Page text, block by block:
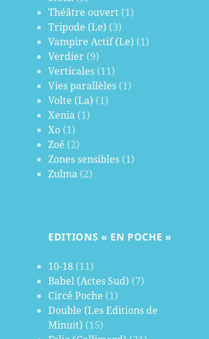
Théâtre ouvert (1)
Tripode (Le) (3)
Vampire Actif (Le) (1)
Verdier (9)
Verticales (11)
Vies parallèles (1)
Volte (La) (1)
Xenia (1)
Xo (1)
Zoé (2)
Zones sensibles (1)
Zulma (2)
EDITIONS « EN POCHE »
10-18 (11)
Babel (Actes Sud) (7)
Circé Poche (1)
Double (Les Editions de
Minuit) (15)